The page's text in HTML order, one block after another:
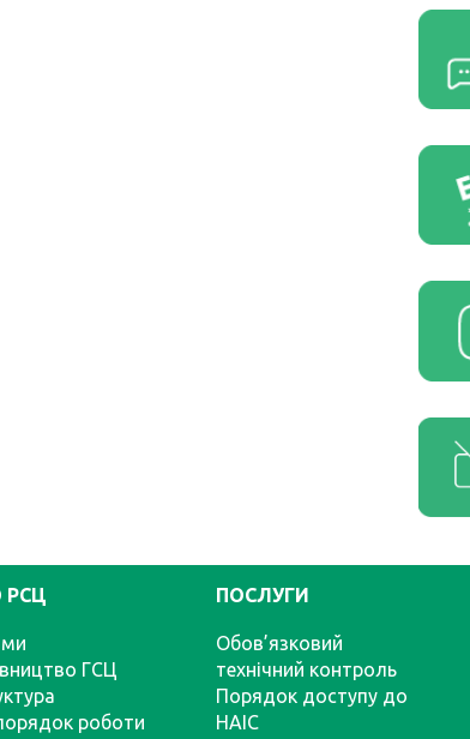
РСЦ
ГСЦ
роботи
ПОСЛУГИ
Обов’язковий
технічний контроль
Порядок доступу до
НАІС